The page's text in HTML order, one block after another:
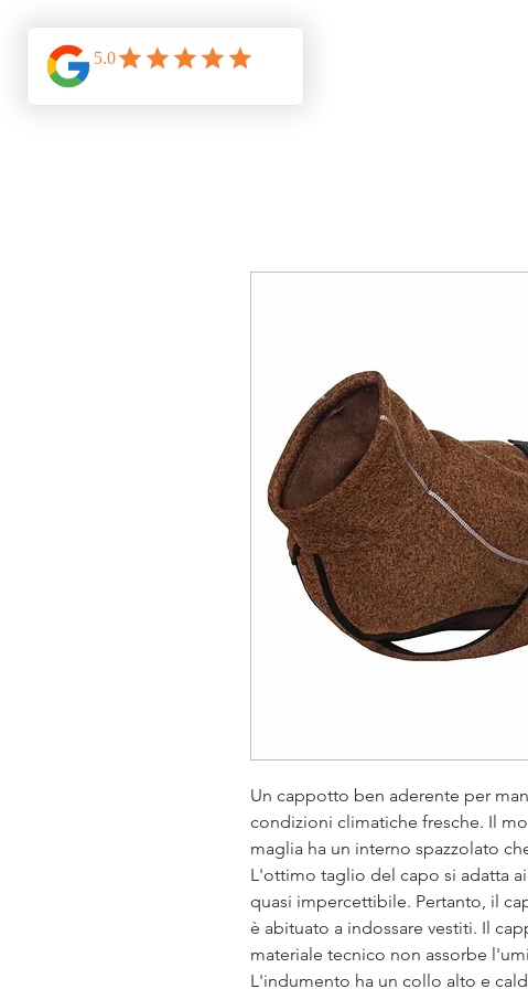
Un cappotto ben aderente per
condizioni climatiche fresche. Il
maglia ha un interno spazzolato
L'ottimo taglio del capo si adatta
quasi impercettibile. Pertanto, il
è abituato a indossare vestiti. Il
materiale tecnico non assorbe
L'indumento ha un collo alto e